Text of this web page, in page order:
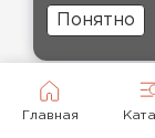
Главная
Понятно